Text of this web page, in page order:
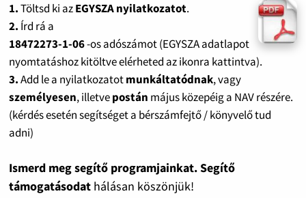
1.Töltsd ki azEGYSZA nyilatkozatot.
2. Írd rá a
18472273-1-06-os adószámot (EGYSZA adatlapot
nyomtatáshoz kitöltve elérheted az ikonra kattintva).
3.Add le a nyilatkozatotmunkáltatódnak, vagy
személyesen, illetvepostán május közepéig a NAV részére.
(kérdés esetén segítséget a bérszámfejtő / könyvelő tud
adni)
Ismerd meg segítő programjainkat. Segítő
támogatásodat hálásan köszönjük!